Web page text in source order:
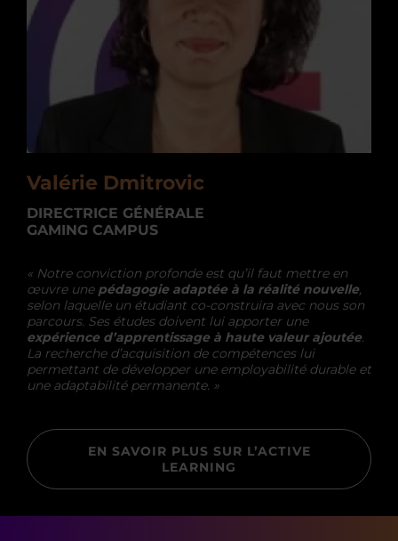
Valérie Dmitrovic
DIRECTRICE GÉNÉRALE
GAMING CAMPUS
« Notre conviction profonde est qu’il faut mettre en
œuvre une pédagogie adaptée à la réalité nouvelle,
selon laquelle un étudiant co-construira avec nous son
parcours. Ses études doivent lui apporter une
expérience d’apprentissage à haute valeur ajoutée.
La recherche d’acquisition de compétences lui
permettant de développer une employabilité durable et
une adaptabilité permanente. »
EN SAVOIR PLUS SUR L’ACTIVE
LEARNING